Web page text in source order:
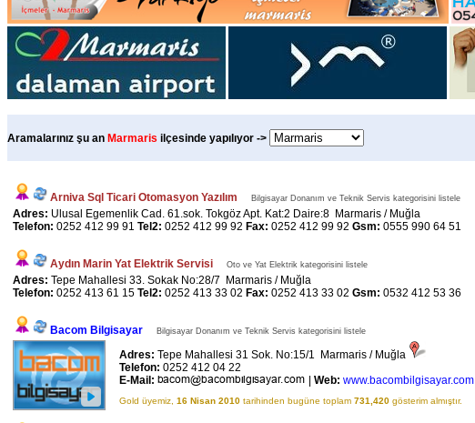
Aramalarınız şu an Marmaris ilçesinde yapılıyor ->
Arniva Sql Ticari Otomasyon Yazılım Bilgisayar Donanım ve Teknik Servis kategorisini listele
Adres: Ulusal Egemenlik Cad. 61.sok. Tokgöz Apt. Kat:2 Daire:8 Marmaris / Muğla
Telefon: 0252 412 99 91 Tel2: 0252 412 99 92 Fax: 0252 412 99 92 Gsm: 0555 990 64 51
Aydın Marin Yat Elektrik Servisi Oto ve Yat Elektrik kategorisini listele
Adres: Tepe Mahallesi 33. Sokak No:28/7 Marmaris / Muğla
Telefon: 0252 413 61 15 Tel2: 0252 413 33 02 Fax: 0252 413 33 02 Gsm: 0532 412 53 36
Bacom Bilgisayar Bilgisayar Donanım ve Teknik Servis kategorisini listele
Adres: Tepe Mahallesi 31 Sok. No:15/1 Marmaris / Muğla
Telefon: 0252 412 04 22
E-Mail:
Web: www.bacombilgisayar.com
Gold üyemiz, 16 Nisan 2010 tarihinden bugüne toplam 731,420 gösterim almıştır.